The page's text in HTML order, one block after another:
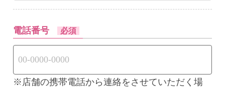
電話番号 必須
※店舗の携帯電話から連絡をさせていただく場